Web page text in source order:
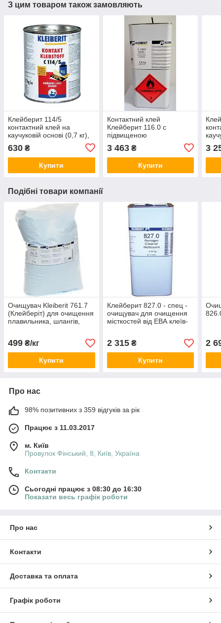
З цим товаром також замовляють
Клейберит 114/5
контактний клей на
каучуковій основі (0,7 кг),
630 ₴
Купити
Контактний клей
Клейберит 116.0 c
підвищеною
3 463₴
Купити
3
Подібні товари компанії
Очищувач Kleiberit 761.7
(Клейберіт) для очищення
плавильника, шлангів,
499 ₴/кг
Купити
Клейберит 827.0 - спец -
очищувач для очищення
місткостей від ЕВА клеїв-
2 315₴
Купити
2
Про нас
98% позитивних з 359 відгуків за рік
Працює з 11.03.2017
м. Київ
Провулок Фінський, 8, Київ, Україна
Контакти
Сьогодні працює з 08:30 до 16:30
Показати весь графік роботи
Про нас
Контакти
Доставка та оплата
Графік роботи